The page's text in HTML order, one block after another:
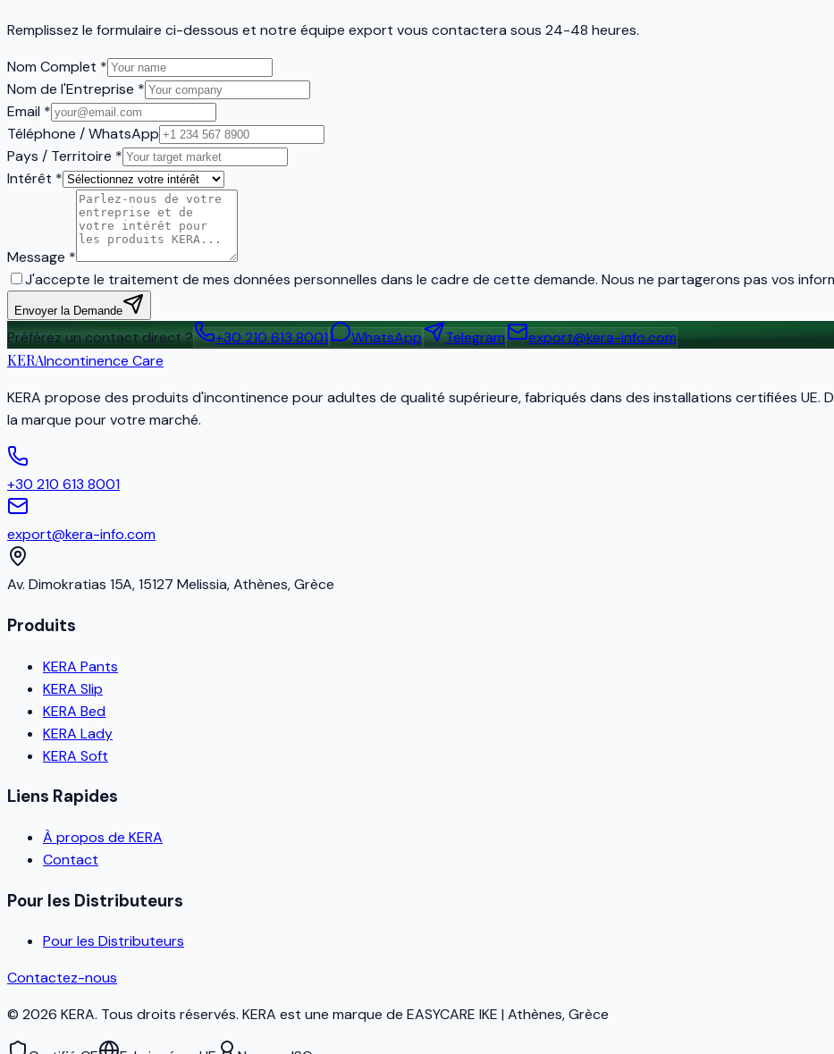
Remplissez le formulaire ci-dessous et notre équipe export vous contactera sous 24-48 heures.
Nom Complet *
Nom de l'Entreprise *
Email *
Téléphone / WhatsApp
Pays / Territoire *
Intérêt *
Message *
J'accepte le traitement de mes données personnelles dans le cadre de cette demande. Nous ne partagerons pas vos
Envoyer la Demande
Préférez un contact direct ? +30 210 613 8001 WhatsApp Telegram
export@kera-info.com
KERAIncontinence Care
KERA propose des produits d'incontinence pour adultes de qualité supérieure, fabriqués dans des installations certifiées
la marque pour votre marché.
+30 210 613 8001
export@kera-info.com
Av. Dimokratias 15A, 15127 Melissia, Athènes, Grèce
Produits
KERA Pants
KERA Slip
KERA Bed
KERA Lady
KERA Soft
Liens Rapides
À propos de KERA
Contact
Pour les Distributeurs
Pour les Distributeurs
Contactez-nous
© 2026 KERA. Tous droits réservés. KERA est une marque de EASYCARE IKE | Athènes, Grèce